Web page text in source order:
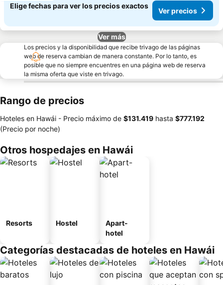
Elige fechas para ver los precios exactos
Ver precios
Ver más
Los precios y la disponibilidad que recibe trivago de las páginas
web de reserva cambian de manera constante. Por lo tanto, es
posible que no siempre encuentres en una página web de reserva
la misma oferta que viste en trivago.
Rango de precios
Hoteles en Hawái - Precio máximo de ‎$131.419 hasta ‎$777.192
(Precio por noche)
Otros hospedajes en Hawái
Resorts Hostel
Apart-
hotel
Categorías destacadas de hoteles en Hawái